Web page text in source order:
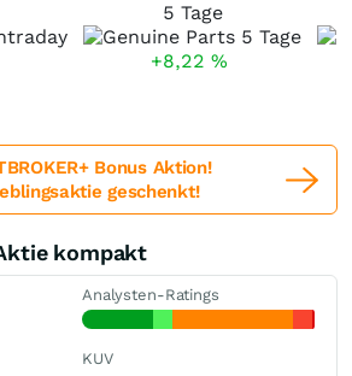
5 Tage
+8,22 %
Bonus Aktion!
geschenkt!
kompakt
Analysten-Ratings
KUV